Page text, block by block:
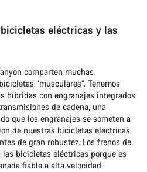
eléctricas y las
comparten muchas
“musculares”. Tenemos
híbridas con engranajes integrados
de cadena, una
que los engranajes se someten a
de nuestras bicicletas eléctricas
de gran robustez. Los frenos de
bicicletas eléctricas porque es
fiable a alta velocidad.